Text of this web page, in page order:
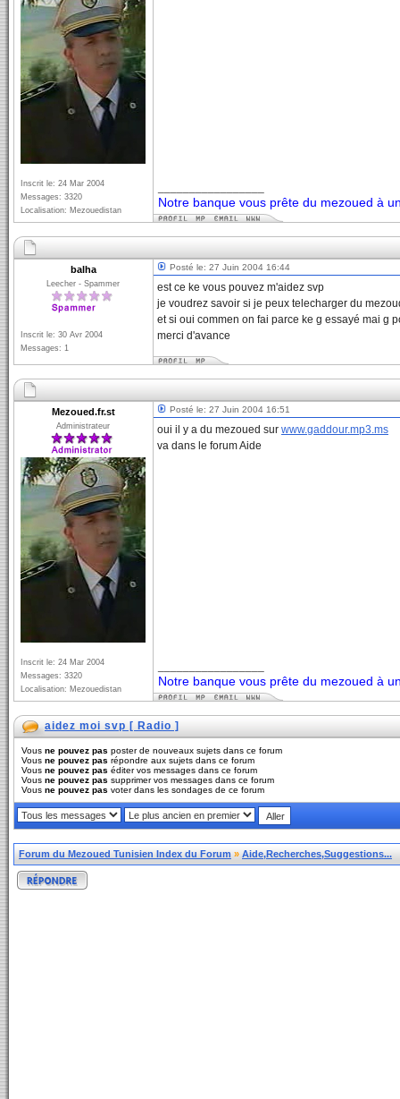
Inscrit le: 24 Mar 2004
Messages: 3320
Localisation: Mezouedistan
Notre banque vous prête du mezoued à
balha
Leecher - Spammer
Inscrit le: 30 Avr 2004
Messages: 1
Posté le: 27 Juin 2004 16:44
est ce ke vous pouvez m'aidez svp
je voudrez savoir si je peux telecharger du
et si oui commen on fai parce ke g essayé mai g
merci d'avance
Mezoued.fr.st
Administrateur
Inscrit le: 24 Mar 2004
Messages: 3320
Localisation: Mezouedistan
Posté le: 27 Juin 2004 16:51
oui il y a du mezoued sur www.gaddour.mp3.ms
va dans le forum Aide
Notre banque vous prête du mezoued à
aidez moi svp [ Radio ]
Vous ne pouvez pas poster de nouveaux sujets dans ce forum
Vous ne pouvez pas répondre aux sujets dans ce forum
Vous ne pouvez pas éditer vos messages dans ce forum
Vous ne pouvez pas supprimer vos messages dans ce forum
Vous ne pouvez pas voter dans les sondages de ce forum
Forum du Mezoued Tunisien Index du Forum » Aide,Recherches,Suggestions...